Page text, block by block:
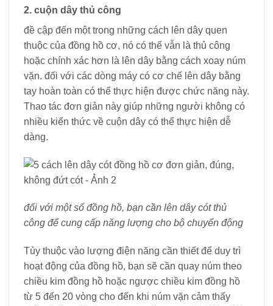
2. cuộn dây thủ công
đề cập đến một trong những cách lên dây quen
thuộc của đồng hồ cơ, nó có thể vẫn là thủ công
hoặc chính xác hơn là lên dây bằng cách xoay núm
vặn. đối với các dòng máy có cơ chế lên dây bằng
tay hoàn toàn có thể thực hiện được chức năng này.
Thao tác đơn giản này giúp những người không có
nhiều kiến ​​thức về cuộn dây có thể thực hiện dễ
dàng.
đối với một số đồng hồ, bạn cần lên dây cót thủ
công để cung cấp năng lượng cho bộ chuyển động
Tùy thuộc vào lượng điện năng cần thiết để duy trì
hoạt động của đồng hồ, bạn sẽ cần quay núm theo
chiều kim đồng hồ hoặc ngược chiều kim đồng hồ
từ 5 đến 20 vòng cho đến khi núm vặn cảm thấy